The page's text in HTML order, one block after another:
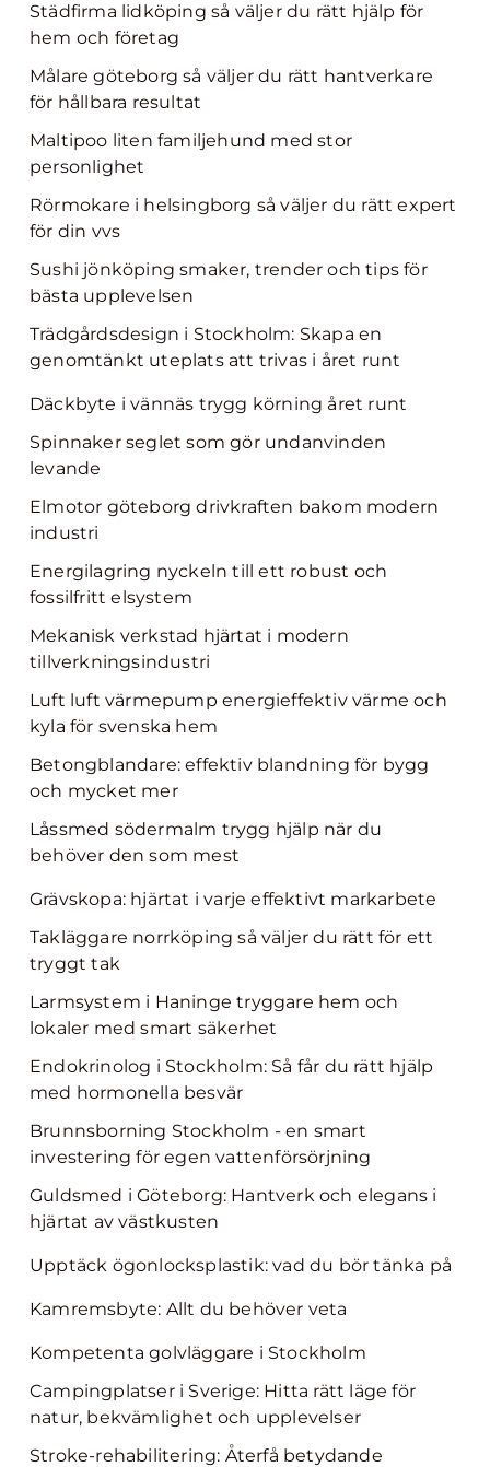
Städfirma lidköping så väljer du rätt hjälp för
hem och företag
Målare göteborg så väljer du rätt hantverkare
för hållbara resultat
Maltipoo liten familjehund med stor
personlighet
Rörmokare i helsingborg så väljer du rätt expert
för din vvs
Sushi jönköping smaker, trender och tips för
bästa upplevelsen
Trädgårdsdesign i Stockholm: Skapa en
genomtänkt uteplats att trivas i året runt
Däckbyte i vännäs trygg körning året runt
Spinnaker seglet som gör undanvinden
levande
Elmotor göteborg drivkraften bakom modern
industri
Energilagring nyckeln till ett robust och
fossilfritt elsystem
Mekanisk verkstad hjärtat i modern
tillverkningsindustri
Luft luft värmepump energieffektiv värme och
kyla för svenska hem
Betongblandare: effektiv blandning för bygg
och mycket mer
Låssmed södermalm trygg hjälp när du
behöver den som mest
Grävskopa: hjärtat i varje effektivt markarbete
Takläggare norrköping så väljer du rätt för ett
tryggt tak
Larmsystem i Haninge tryggare hem och
lokaler med smart säkerhet
Endokrinolog i Stockholm: Så får du rätt hjälp
med hormonella besvär
Brunnsborning Stockholm - en smart
investering för egen vattenförsörjning
Guldsmed i Göteborg: Hantverk och elegans i
hjärtat av västkusten
Upptäck ögonlocksplastik: vad du bör tänka på
Kamremsbyte: Allt du behöver veta
Kompetenta golvläggare i Stockholm
Campingplatser i Sverige: Hitta rätt läge för
natur, bekvämlighet och upplevelser
Stroke-rehabilitering: Återfå betydande